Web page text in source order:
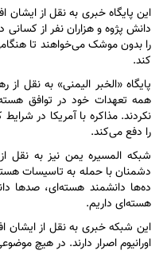
این پایگاه خبری به نقل از
دانش پژوه و هزاران نفر از
را بدون موشک می‌خواهند تا
کند.
پایگاه «الخبر الیمنی» به نقل
همه تعهدات خود در توافق
نکردند. مذاکره با آمریکا در
را دفع می‌کند.
شبکه المسیره یمن نیز به نقل
دشمنان با حمله به تاسیسات
ده‌ها دانشمند هسته‌ای، صد‌ها
هسته‌ای داریم.
این شبکه خبری به نقل از ایشان
اورانیوم اصرار دارند. در هیچ